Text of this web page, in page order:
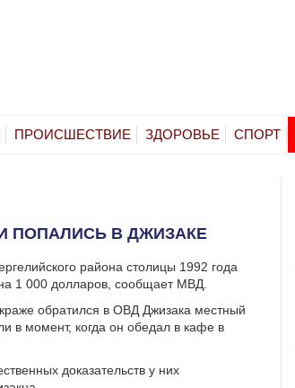
ПРОИСШЕСТВИЕ ЗДОРОВЬЕ СПОРТ
ПОПАЛИСЬ В ДЖИЗАКЕ
района столицы 1992 года
1 000 долларов, сообщает МВД.
обратился в ОВД Джизака местный
в момент, когда он обедал в кафе в
доказательств у них